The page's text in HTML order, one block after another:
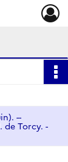
--
de Torcy. -